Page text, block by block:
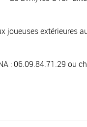
joueuses extérieures
: 06.09.84.71.29 ou